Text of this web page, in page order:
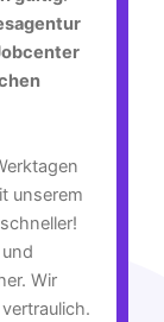
unserem
Wir